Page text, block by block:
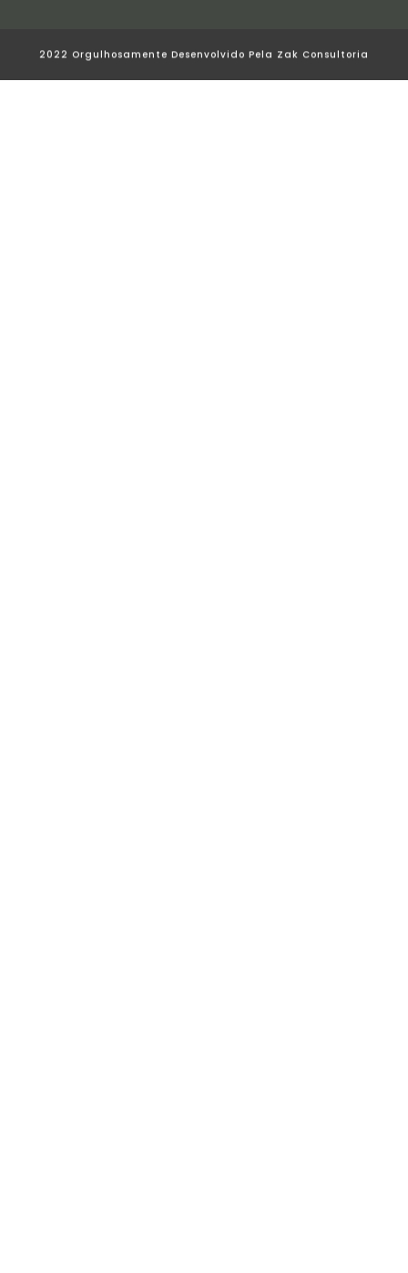
2022 Orgulhosamente Desenvolvido Pela Zak Consultoria